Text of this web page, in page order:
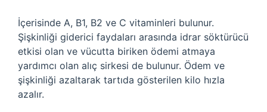
İçerisinde A, B1, B2 ve C vitaminleri bulunur.
Şişkinliği giderici faydaları arasında idrar söktürücü
etkisi olan ve vücutta biriken ödemi atmaya
yardımcı olan alıç sirkesi de bulunur. Ödem ve
şişkinliği azaltarak tartıda gösterilen kilo hızla
azalır.